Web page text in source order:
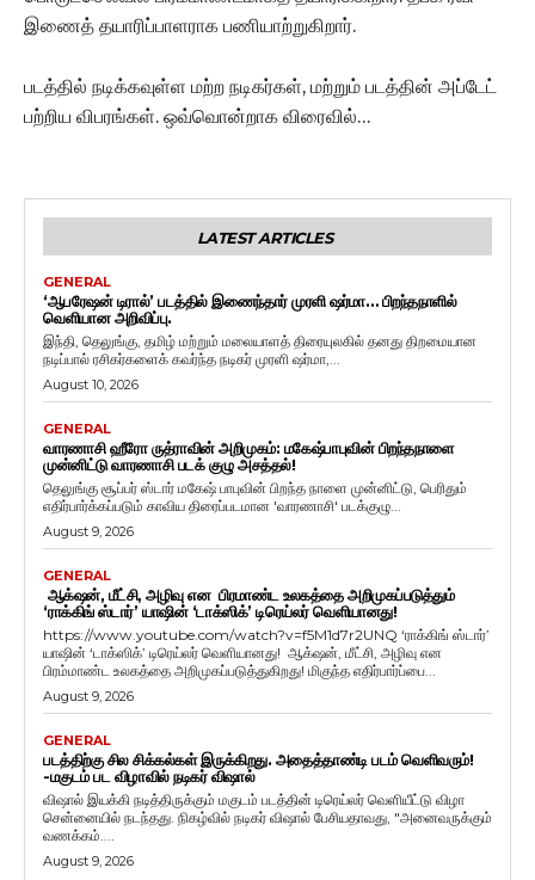
இணைத் தயாரிப்பாளராக பணியாற்றுகிறார்.
படத்தில் நடிக்கவுள்ள மற்ற நடிகர்கள், மற்றும் படத்தின் அப்டேட்
பற்றிய விபரங்கள். ஒவ்வொன்றாக விரைவில்…
LATEST ARTICLES
GENERAL
‘ஆபரேஷன் டிரால்’ படத்தில் இணைந்தார் முரளி ஷர்மா… பிறந்தநாளில்
வெளியான அறிவிப்பு.
இந்தி, தெலுங்கு, தமிழ் மற்றும் மலையாளத் திரையுலகில் தனது திறமையான
நடிப்பால் ரசிகர்களைக் கவர்ந்த நடிகர் முரளி ஷர்மா,...
August 10, 2026
GENERAL
வாரணாசி ஹீரோ ருத்ராவின் அறிமுகம்: மகேஷ்பாபுவின் பிறந்தநாளை
முன்னிட்டு வாரணாசி படக் குழு அசத்தல்!
தெலுங்கு சூப்பர் ஸ்டார் மகேஷ் பாபுவின் பிறந்த நாளை முன்னிட்டு, பெரிதும்
எதிர்பார்க்கப்படும் காவிய திரைப்படமான 'வாரணாசி' படக்குழு...
August 9, 2026
GENERAL
ஆக்‌ஷன், மீட்சி, அழிவு என பிரமாண்ட உலகத்தை அறிமுகப்படுத்தும்
‘ராக்கிங் ஸ்டார்’ யாஷின் ‘டாக்ஸிக்’ டிரெய்லர் வெளியானது!
https://www.youtube.com/watch?v=f5M1d7r2UNQ ‘ராக்கிங் ஸ்டார்’
யாஷின் ‘டாக்ஸிக்’ டிரெய்லர் வெளியானது! ஆக்‌ஷன், மீட்சி, அழிவு என
பிரம்மாண்ட உலகத்தை அறிமுகப்படுத்துகிறது! மிகுந்த எதிர்பார்ப்பை...
August 9, 2026
GENERAL
படத்திற்கு சில சிக்கல்கள் இருக்கிறது. அதைத்தாண்டி படம் வெளிவரும்!
-மகுடம் பட விழாவில் நடிகர் விஷால்
விஷால் இயக்கி நடித்திருக்கும் மகுடம் படத்தின் டிரெய்லர் வெளியீட்டு விழா
சென்னையில் நடந்தது. நிகழ்வில் நடிகர் விஷால் பேசியதாவது, "அனைவருக்கும்
வணக்கம்....
August 9, 2026